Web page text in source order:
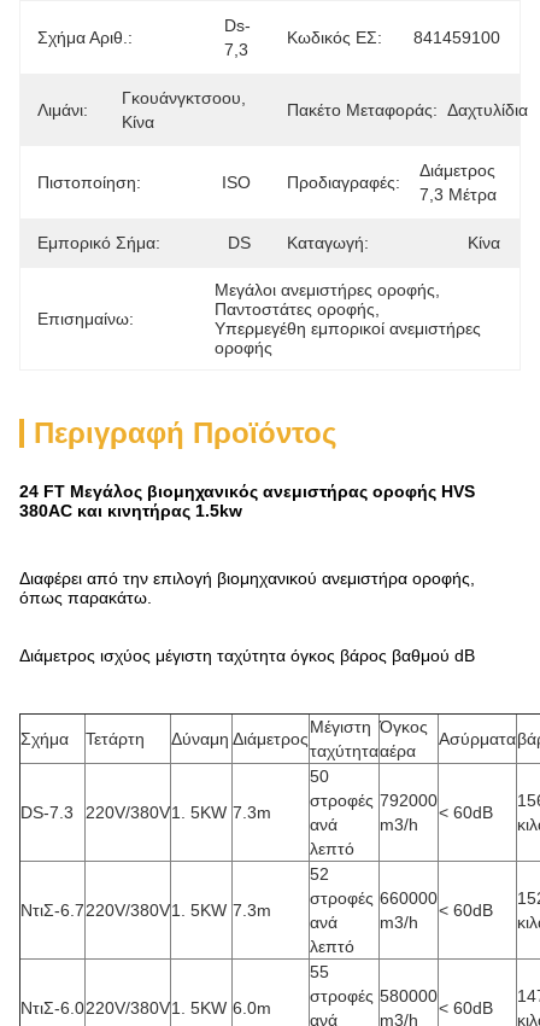
Σχήμα Αριθ.:
Ds-
7,3
Κωδικός ΕΣ: 841459100
Λιμάνι:
Γκουάνγκτσοου,
Κίνα
Πακέτο Μεταφοράς: Δαχτυλίδια
Πιστοποίηση: ISO Προδιαγραφές:
Διάμετρος
7,3 Μέτρα
Εμπορικό Σήμα: DS Καταγωγή: Κίνα
Επισημαίνω:
Μεγάλοι ανεμιστήρες οροφής
Παντοστάτες οροφής
Υπερμεγέθη εμπορικοί ανεμιστήρες
οροφής
Περιγραφή Προϊόντος
24 FT Μεγάλος βιομηχανικός ανεμιστήρας οροφής HVS
380AC και κινητήρας 1.5kw
Διαφέρει από την επιλογή βιομηχανικού ανεμιστήρα οροφής,
όπως παρακάτω.
Διάμετρος ισχύος μέγιστη ταχύτητα όγκος βάρος βαθμού dB
Σχήμα Τετάρτη Δύναμη Διάμετρος
Μέγιστη
ταχύτητα
Όγκος
αέρα
Ασύρματα
DS-7.3 220V/380V1. 5KW 7.3m
50
στροφές
ανά
λεπτό
792000
m3/h
< 60dB
ΝτιΣ-6.7220V/380V1. 5KW 7.3m
52
στροφές
ανά
λεπτό
660000
m3/h
< 60dB
ΝτιΣ-6.0220V/380V1. 5KW 6.0m
55
στροφές
ανά
580000
m3/h
< 60dB